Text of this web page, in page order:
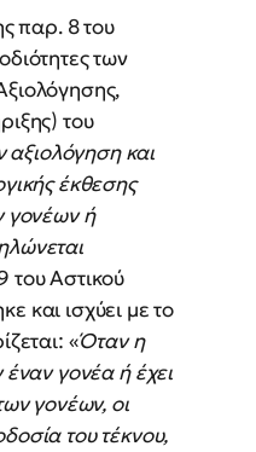
παρ. 8 του
των
του
αξιολόγηση και
έκθεσης
γονέων ή
του Αστικού
και ισχύει με το
«Όταν η
έναν γονέα ή έχει
γονέων, οι
του τέκνου,